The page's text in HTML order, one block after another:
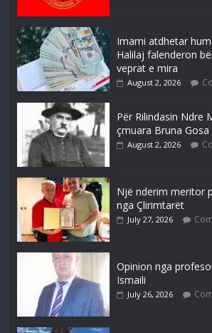
Imami atdhetar
Halilaj falenderon
veprat e mira
August 2, 2026
Për Rilindasin Ndre
çmuara Bruna Gosa
August 2, 2026
Një nderim meritor
nga Çlirimtarët
July 27, 2026
Opinion nga
Ismaili
July 26, 2026